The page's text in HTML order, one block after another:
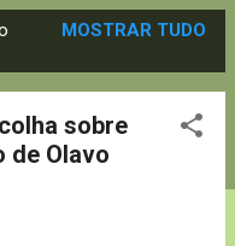
MOSTRAR TUDO
sobre
de Olavo